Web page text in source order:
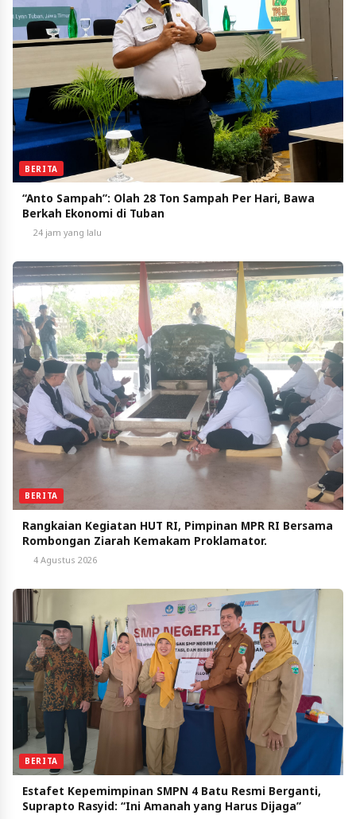
BERITA
“Anto Sampah”: Olah 28 Ton Sampah Per Hari, Bawa
Berkah Ekonomi di Tuban
24 jam yang lalu
BERITA
Rangkaian Kegiatan HUT RI, Pimpinan MPR RI Bersama
Rombongan Ziarah Kemakam Proklamator.
4 Agustus 2026
BERITA
Estafet Kepemimpinan SMPN 4 Batu Resmi Berganti,
Suprapto Rasyid: “Ini Amanah yang Harus Dijaga”